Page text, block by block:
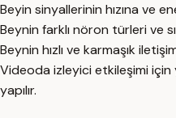
Beyin sinyallerinin hızına ve
Beynin farklı nöron türleri ve
Beynin hızlı ve karmaşık
Videoda izleyici etkileşimi için
yapılır.